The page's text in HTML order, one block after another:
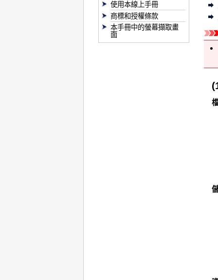
使用本線上手冊
商標和授權條款
本手冊中的螢幕擷取畫
面